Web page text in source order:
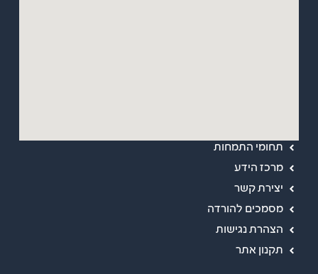
תחומי התמחות
מרכז הידע
יצירת קשר
מסמכים להורדה
הצהרת נגישות
תקנון אתר